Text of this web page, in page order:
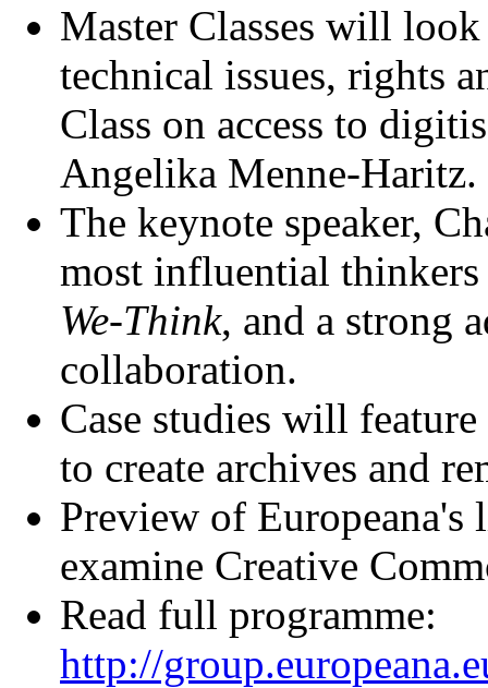
Master Classes will
technical issues, rights
Class on access to
Angelika Menne-Haritz.
The keynote speaker,
most influential thinkers
We-Think, and a strong
collaboration.
Case studies will
to create archives and
Preview of
examine Creative
Read full programme:
http://